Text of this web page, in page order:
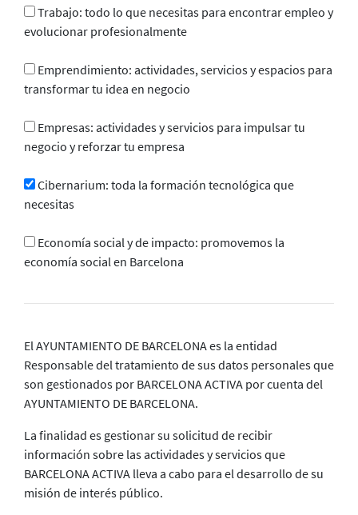
Trabajo: todo lo que necesitas para encontrar empleo y
evolucionar profesionalmente
Emprendimiento: actividades, servicios y espacios para
transformar tu idea en negocio
Empresas: actividades y servicios para impulsar tu
negocio y reforzar tu empresa
Cibernarium: toda la formación tecnológica que
necesitas
Economía social y de impacto: promovemos la
economía social en Barcelona
El AYUNTAMIENTO DE BARCELONA es la entidad
Responsable del tratamiento de sus datos personales que
son gestionados por BARCELONA ACTIVA por cuenta del
AYUNTAMIENTO DE BARCELONA.
La finalidad es gestionar su solicitud de recibir
información sobre las actividades y servicios que
BARCELONA ACTIVA lleva a cabo para el desarrollo de su
misión de interés público.